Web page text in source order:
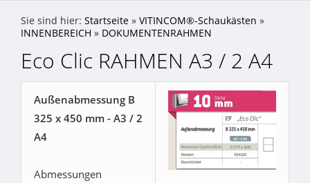
Sie sind hier: Startseite » VITINCOM®-Schaukästen »
INNENBEREICH » DOKUMENTENRAHMEN
Eco Clic RAHMEN A3 / 2 A4
Außenabmessung B
325 x 450 mm - A3 / 2
A4
Abmessungen